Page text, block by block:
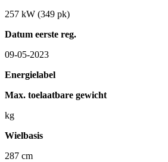
257 kW (349 pk)
Datum eerste reg.
09-05-2023
Energielabel
Max. toelaatbare gewicht
kg
Wielbasis
287 cm